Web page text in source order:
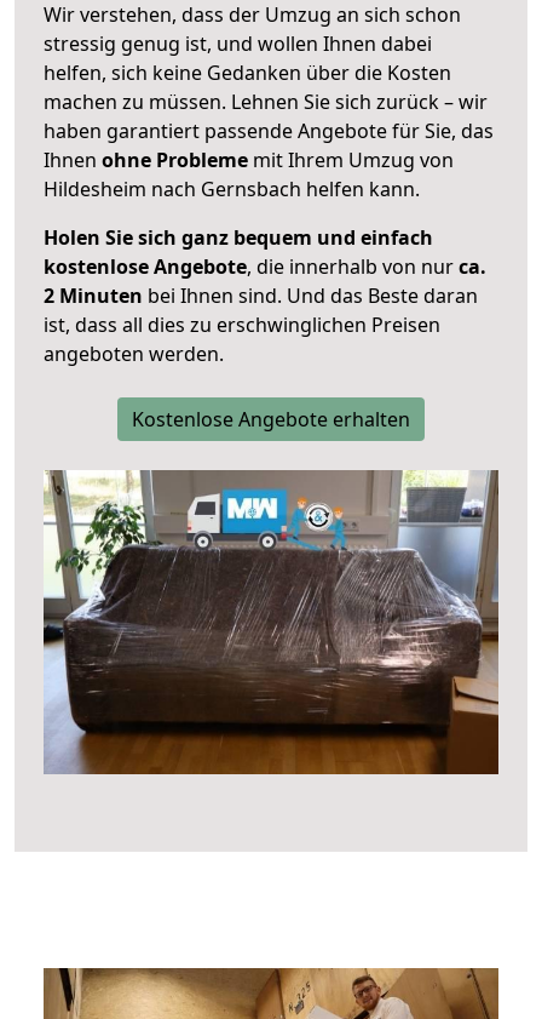
Wir verstehen, dass der Umzug an sich schon
stressig genug ist, und wollen Ihnen dabei
helfen, sich keine Gedanken über die Kosten
machen zu müssen. Lehnen Sie sich zurück – wir
haben garantiert passende Angebote für Sie, das
Ihnen ohne Probleme mit Ihrem Umzug von
Hildesheim nach Gernsbach helfen kann.
Holen Sie sich ganz bequem und einfach
kostenlose Angebote, die innerhalb von nurca.
2 Minuten bei Ihnen sind. Und das Beste daran
ist, dass all dies zu erschwinglichen Preisen
angeboten werden.
Kostenlose Angebote erhalten